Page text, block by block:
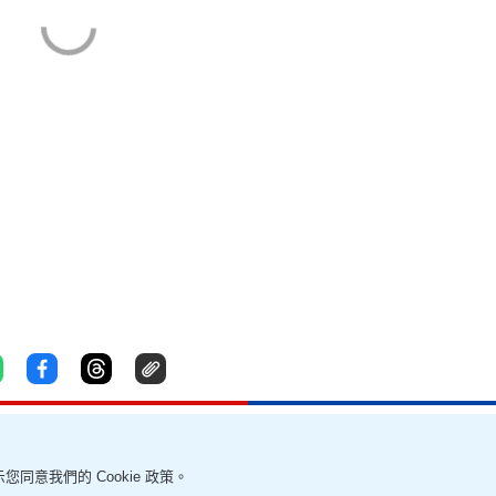
聲明 幫助及反饋 我要爆料
同意我們的 Cookie 政策。